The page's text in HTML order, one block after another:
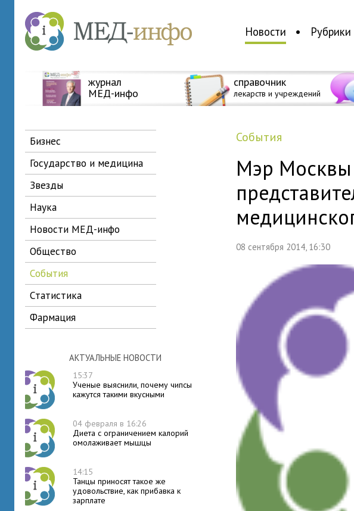
Новости Рубрики
журнал
МЕД-инфо
справочник
лекарств и учреждений
бизнес
государство и медицина
звезды
наука
новости МЕД-инфо
общество
события
статистика
фармация
АКТУАЛЬНЫЕ НОВОСТИ
15:37
Ученые выяснили, почему чипсы
кажутся такими вкусными
04 февраля в 16:26
Диета с ограничением калорий
омолаживает мышцы
14:15
Танцы приносят такое же
удовольствие, как прибавка к
зарплате
события
Мэр Москвы
08 сентября 2014, 16:30